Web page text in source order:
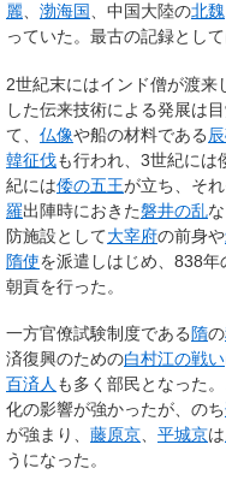
麗
渤海国 、中国大陸の北魏
っていた。最古の記録とし
2世紀末にはインド僧が渡来
した伝来技術による発展は目
て、 仏像や船の材料である
韓征伐も行われ、3世紀には
紀には倭の五王が立ち、そ
羅出陣時におきた磐井の乱
防施設として大宰府の前身や
隋使を派遣しはじめ、838年
朝貢を行った。
一方官僚試験制度である 隋の
済復興のための白村江の戦い
百済人 も多く部民となった
化の影響が強かったが、のち
が強まり、 藤原京、 平城京は
うになった。